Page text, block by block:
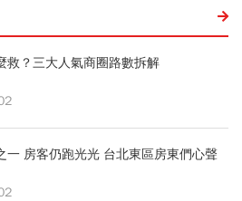
救？三大人氣商圈路數拆解
一 房客仍跑光光 台北東區房東們心聲